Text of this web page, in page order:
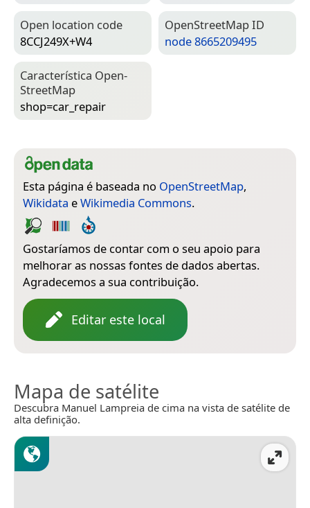
Open location code
8CCJ249X+W4
Open­Street­Map ID
node 8665209495
Característica Open­
Street­Map
shop=­car_repair
Esta página é baseada no OpenStreetMap,
Wikidata eWikimedia Commons.
Gostaríamos de contar com o seu apoio para
melhorar as nossas fontes de dados abertas.
Agradecemos a sua contribuição.
Editar este local
Mapa de satélite
Descubra Manuel Lampreia de cima na vista de satélite de
alta definição.